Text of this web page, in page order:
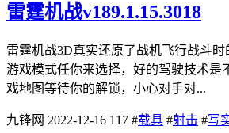
雷霆机战v189.1.15.3018
雷霆机战3D真实还原了战机飞行战斗
游戏模式任你来选择，好的驾驶技术是
戏地图等待你的解锁，小心对手对...
九锋网 2022-12-16 117 #载具 #射击 #写